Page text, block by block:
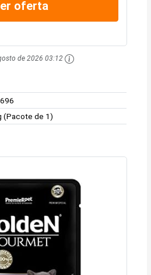
oferta
de 2026 03:12
(Pacote de 1)